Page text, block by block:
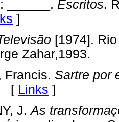
______. Escritos.
]
[1974].
Zahar,1993.
Francis. Sartre por
[ Links ]
J.As